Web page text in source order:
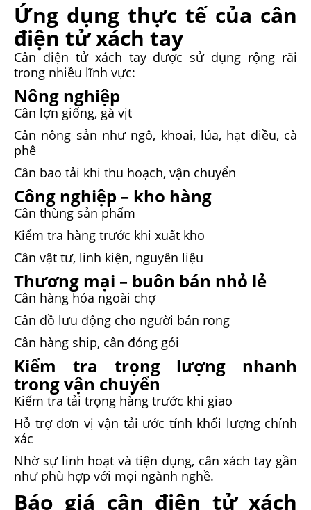
Ứng dụng thực tế của cân
điện tử xách tay
Cân điện tử xách tay được sử dụng rộng rãi
trong nhiều lĩnh vực:
Nông nghiệp
Cân lợn giống, gà vịt
Cân nông sản như ngô, khoai, lúa, hạt điều, cà
phê
Cân bao tải khi thu hoạch, vận chuyển
Công nghiệp – kho hàng
Cân thùng sản phẩm
Kiểm tra hàng trước khi xuất kho
Cân vật tư, linh kiện, nguyên liệu
Thương mại – buôn bán nhỏ lẻ
Cân hàng hóa ngoài chợ
Cân đồ lưu động cho người bán rong
Cân hàng ship, cân đóng gói
Kiểm tra trọng lượng nhanh
trong vận chuyển
Kiểm tra tải trọng hàng trước khi giao
Hỗ trợ đơn vị vận tải ước tính khối lượng chính
xác
Nhờ sự linh hoạt và tiện dụng, cân xách tay gần
như phù hợp với mọi ngành nghề.
Báo giá cân điện tử xách